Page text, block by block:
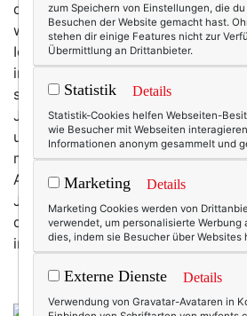
dämlich ich es finde:Anti-Aging!
werden! Nein. Ich bin nicht „anti
Ich bin dafür! Ich bin pro-aging!
irgendwann auch richtig alt
sehen, was geht! ;-)) und richtig h
Ja, ich will das Beste aus dem
und,wenn du Lust hast, nehme ich
möchte Menschen zeigen, dass
Angst vor dem Älter werden zu
Jugend zu wünschen. Vielmehr
dass wir älter werden (dürfen! –
immer so selbstverständlich , denn
zum Speichern von Einstellungen, die
Besuchen der Website gemacht hast.
stehen dir einige Features nicht zur
Übermittlung an Drittanbieter.
Statistik Details
Statistik-Cookies helfen Webseiten-
wie Besucher mit Webseiten
Informationen anonym gesammelt und
Marketing Details
Marketing Cookies werden von
verwendet, um personalisierte Werbung
dies, indem sie Besucher über Websites
Externe Dienste Details
Verwendung von Gravatar-Avataren in